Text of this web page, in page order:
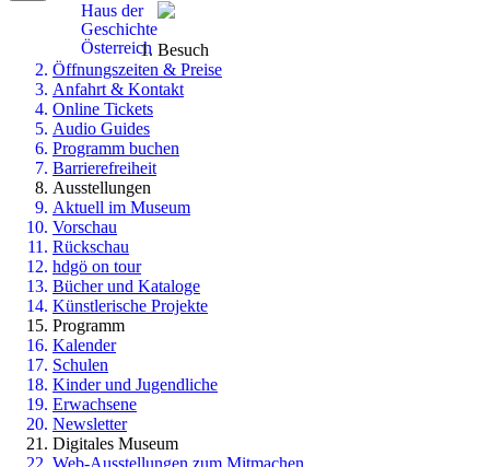
Haus der
Geschichte
Österreich Besuch
Öffnungszeiten & Preise
Anfahrt & Kontakt
Online Tickets
Audio Guides
Programm buchen
Barrierefreiheit
Ausstellungen
Aktuell im Museum
Vorschau
Rückschau
hdgö on tour
Bücher und Kataloge
Künstlerische Projekte
Programm
Kalender
Schulen
Kinder und Jugendliche
Erwachsene
Newsletter
Digitales Museum
Web-Ausstellungen zum Mitmachen